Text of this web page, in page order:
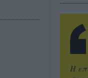
Η